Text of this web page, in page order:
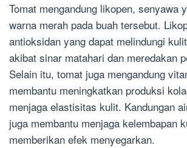
Tomat mengandung likopen, senyawa
warna merah pada buah tersebut.
antioksidan yang dapat melindungi
akibat sinar matahari dan meredakan
Selain itu, tomat juga mengandung
membantu meningkatkan produksi
menjaga elastisitas kulit. Kandungan
juga membantu menjaga kelembapan
memberikan efek menyegarkan.